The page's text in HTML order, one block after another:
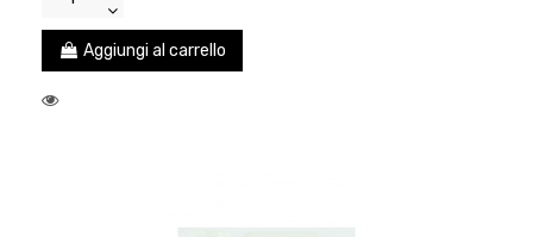
Aggiungi al carrello